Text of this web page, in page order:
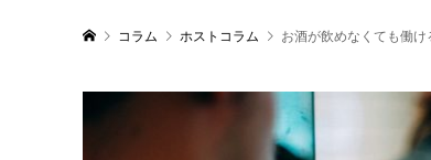
コラム ホストコラム お酒が飲めなくても働